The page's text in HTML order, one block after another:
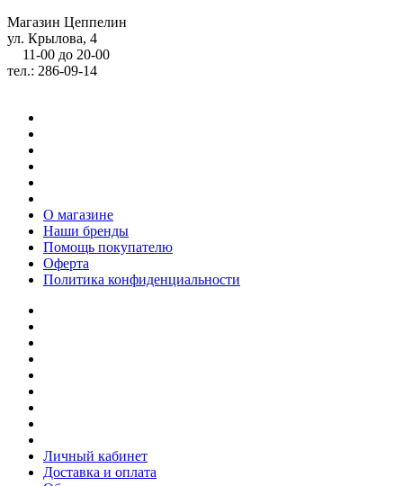
Магазин Цеппелин
ул. Крылова, 4
11-00 до 20-00
тел.: 286-09-14
О магазине
Наши бренды
Помощь покупателю
Оферта
Политика конфиденциальности
Личный кабинет
Доставка и оплата